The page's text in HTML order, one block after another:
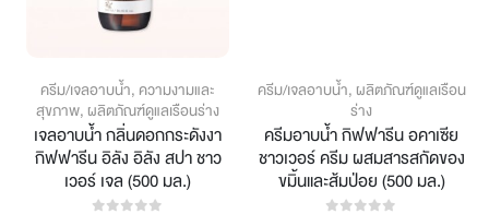
ครีม/เจลอาบน้ำ, ความงามและ
สุขภาพ, ผลิตภัณฑ์ดูแลเรือนร่าง
เจลอาบน้ำ กลิ่นดอกกระดังงา
กิฟฟารีน อิลัง อิลัง สปา ชาว
เวอร์ เจล (500 มล.)
ครีม/เจลอาบน้ำ, ผลิตภัณฑ์ดูแลเรือน
ร่าง
ครีมอาบน้ำ กิฟฟารีน อคาเซีย
ชาวเวอร์ ครีม ผสมสารสกัดของ
ขมิ้นและส้มป่อย (500 มล.)